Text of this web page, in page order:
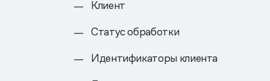
Клиент
Статус обработки
Идентификаторы клиента